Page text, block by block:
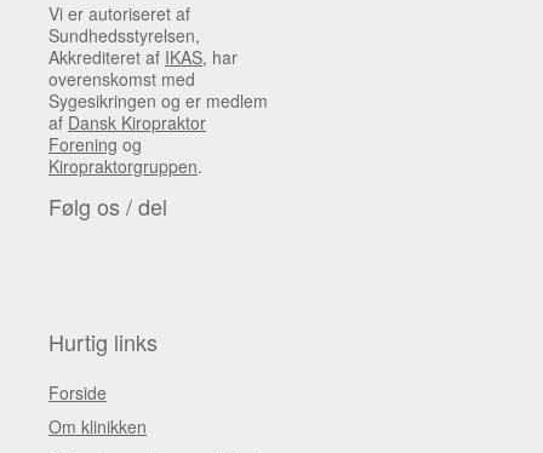
Vi er autoriseret af
Sundhedsstyrelsen,
Akkrediteret af IKAS, har
overenskomst med
Sygesikringen og er medlem
af Dansk Kiropraktor
Forening og
Kiropraktorgruppen.
Følg os / del
Hurtig links
Forside
Om klinikken